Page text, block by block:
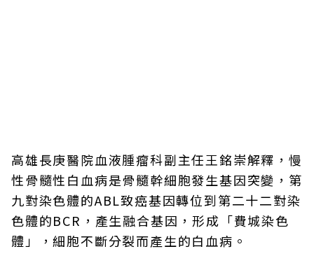
高雄長庚醫院血液腫瘤科副主任王銘崇解釋，慢
性骨髓性白血病是骨髓幹細胞發生基因突變，第
九對染色體的ABL致癌基因轉位到第二十二對染
色體的BCR，產生融合基因，形成「費城染色
體」，細胞不斷分裂而產生的白血病。